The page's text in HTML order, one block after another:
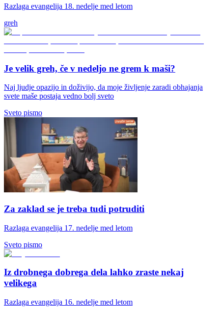
Razlaga evangelija 18. nedelje med letom
greh
Je velik greh, če v nedeljo ne grem k maši?
Naj ljudje opazijo in doživijo, da moje življenje zaradi obhajanja
svete maše postaja vedno bolj sveto
Sveto pismo
Za zaklad se je treba tudi potruditi
Razlaga evangelija 17. nedelje med letom
Sveto pismo
Iz drobnega dobrega dela lahko zraste nekaj
velikega
Razlaga evangelija 16. nedelje med letom